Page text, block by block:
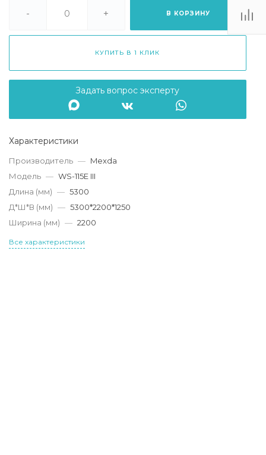
- + В КОРЗИНУ
КУПИТЬ В 1 КЛИК
Задать вопрос эксперту
Характеристики
Производитель — Mexda
Модель — WS-115E III
Длина (мм) — 5300
Д*Ш*В (мм) — 5300*2200*1250
Ширина (мм) — 2200
Все характеристики